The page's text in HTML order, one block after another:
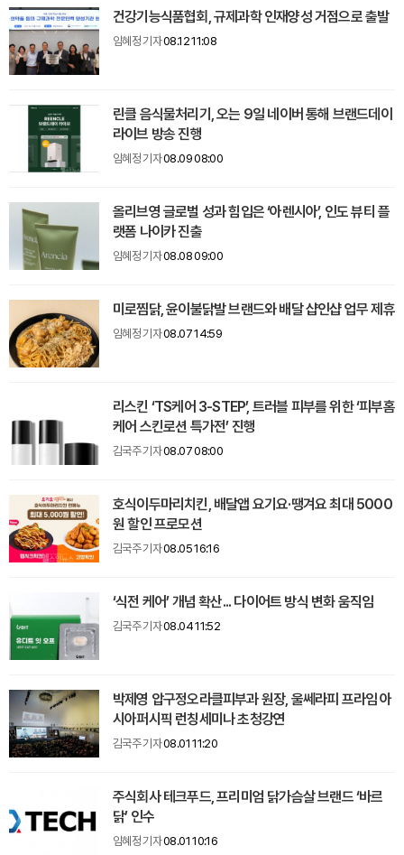
건강기능식품협회, 규제과학 인재양성 거점으로 출발
임혜정 기자08.12 11:08
린클 음식물처리기, 오는 9일 네이버 통해 브랜드데이
라이브 방송 진행
임혜정 기자08.09 08:00
올리브영 글로벌 성과 힘입은 ‘아렌시아’, 인도 뷰티 플
랫폼 나이카 진출
임혜정 기자08.08 09:00
미로찜닭, 윤이불닭발 브랜드와 배달 샵인샵 업무 제휴
임혜정 기자08.07 14:59
리스킨 ‘TS케어 3-STEP’, 트러블 피부를 위한 ‘피부홈
케어 스킨로션 특가전’ 진행
김국주 기자08.07 08:00
호식이두마리치킨, 배달앱 요기요·땡겨요 최대 5000
원 할인 프로모션
김국주 기자08.05 16:16
‘식전 케어’ 개념 확산... 다이어트 방식 변화 움직임
김국주 기자08.04 11:52
박제영 압구정오라클피부과 원장, 울쎄라피 프라임 아
시아퍼시픽 런칭세미나 초청강연
김국주 기자08.01 11:20
주식회사 테크푸드, 프리미엄 닭가슴살 브랜드 ‘바르
닭’ 인수
임혜정 기자08.01 10:16